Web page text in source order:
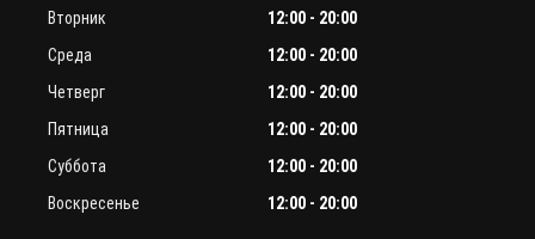
Вторник
12:00 - 20:00
Среда
12:00 - 20:00
Четверг
12:00 - 20:00
Пятница
12:00 - 20:00
Суббота
12:00 - 20:00
Воскресенье
12:00 - 20:00